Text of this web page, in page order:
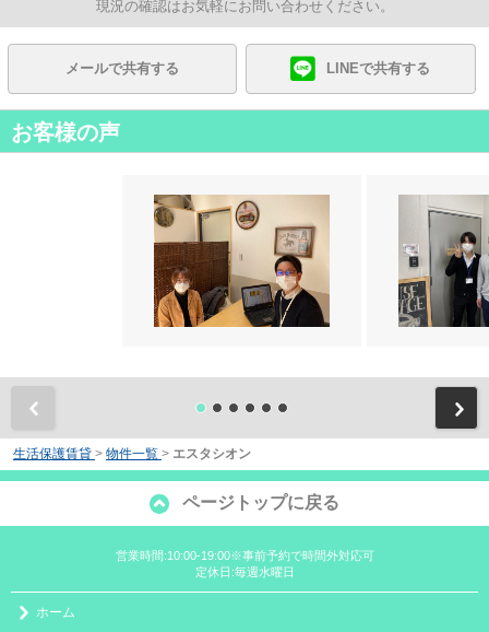
現況の確認はお気軽にお問い合わせください。
メールで共有する LINEで共有する
お客様の声
生活保護賃貸 > 物件一覧 > エスタシオン
ページトップに戻る
営業時間:10:00-19:00※事前予約で時間外対応可
定休日:毎週水曜日
ホーム